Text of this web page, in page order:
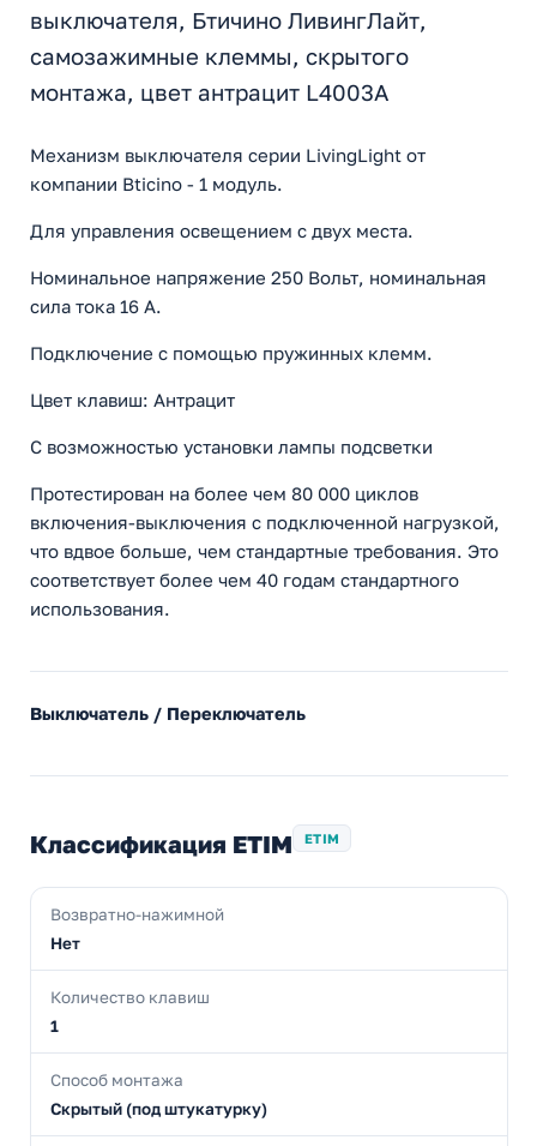
выключателя, Бтичино ЛивингЛайт,
самозажимные клеммы, скрытого
монтажа, цвет антрацит L4003A
Механизм выключателя серии LivingLight от
компании Bticino - 1 модуль.
Для управления освещением с двух места.
Номинальное напряжение 250 Вольт, номинальная
сила тока 16 A.
Подключение с помощью пружинных клемм.
Цвет клавиш: Антрацит
С возможностью установки лампы подсветки
Протестирован на более чем 80 000 циклов
включения-выключения с подключенной нагрузкой,
что вдвое больше, чем стандартные требования. Это
соответствует более чем 40 годам стандартного
использования.
Выключатель / Переключатель
Классификация ETIM ETIM
Возвратно-нажимной
Нет
Количество клавиш
1
Способ монтажа
Скрытый (под штукатурку)